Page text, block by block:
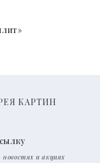
КАРТИН
и акциях